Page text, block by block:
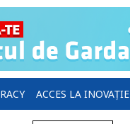
ACCES LA INOVAȚIE